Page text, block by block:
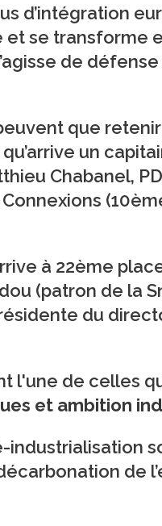
d’intégration
se transforme
de
que
un
Chabanel,
à 22ème
(patron de la
du
l'une de celles
et ambition
industrialisation
de